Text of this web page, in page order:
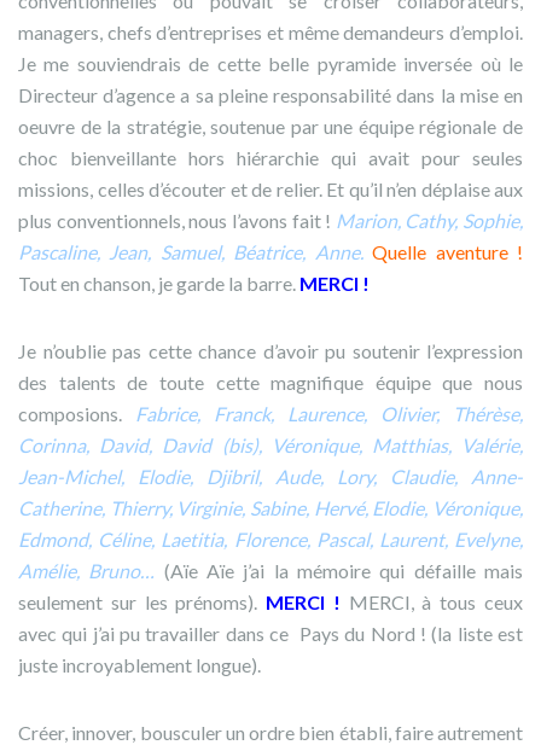
managers, chefs d’entreprises et même demandeurs d’emploi.
Je me souviendrais de cette belle pyramide inversée où le
Directeur d’agence a sa pleine responsabilité dans la mise en
oeuvre de la stratégie, soutenue par une équipe régionale de
choc bienveillante hors hiérarchie qui avait pour seules
missions, celles d’écouter et de relier. Et qu’il n’en déplaise aux
plus conventionnels, nous l’avons fait ! Marion, Cathy, Sophie,
Pascaline, Jean, Samuel, Béatrice, Anne. Quelle aventure !
Tout en chanson, je garde la barre. MERCI !
Je n’oublie pas cette chance d’avoir pu soutenir l’expression
des talents de toute cette magnifique équipe que nous
composions.
Fabrice, Franck, Laurence, Olivier, Thérèse,
Corinna, David, David (bis), Véronique, Matthias, Valérie,
Jean-Michel, Elodie, Djibril, Aude, Lory, Claudie, Anne-
Catherine, Thierry, Virginie, Sabine, Hervé, Elodie, Véronique,
Edmond, Céline, Laetitia, Florence, Pascal, Laurent, Evelyne,
Amélie, Bruno…
(Aïe Aïe j’ai la mémoire qui défaille mais
seulement sur les prénoms). MERCI ! MERCI, à tous ceux
avec qui j’ai pu travailler dans ce Pays du Nord ! (la liste est
juste incroyablement longue).
Créer, innover, bousculer un ordre bien établi, faire autrement